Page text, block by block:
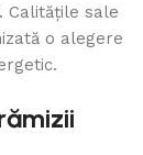
Calitățile sale
o alegere